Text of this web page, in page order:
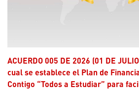
ACUERDO 005 DE 2026 (01 DE JULIO) “Por medio del
cual se establece el Plan de
Contigo “Todos a Estudiar” para